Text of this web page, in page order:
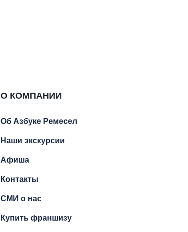
О КОМПАНИИ
Об Азбуке Ремесел
Наши экскурсии
Афиша
Контакты
СМИ о нас
Купить франшизу